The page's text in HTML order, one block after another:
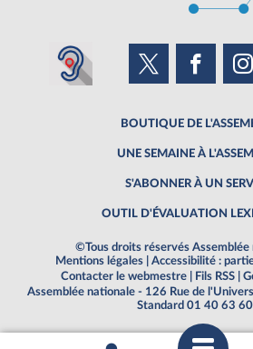
BOUTIQUE DE
UNE SEMAINE À
S'ABONNER À UN
OUTIL D'ÉVALUATION
©Tous droits réservés
Mentions légales
Accessibilité :
Contacter le webmestre
Fils RSS
Assemblée nationale - 126 Rue de
Standard 01 40 63